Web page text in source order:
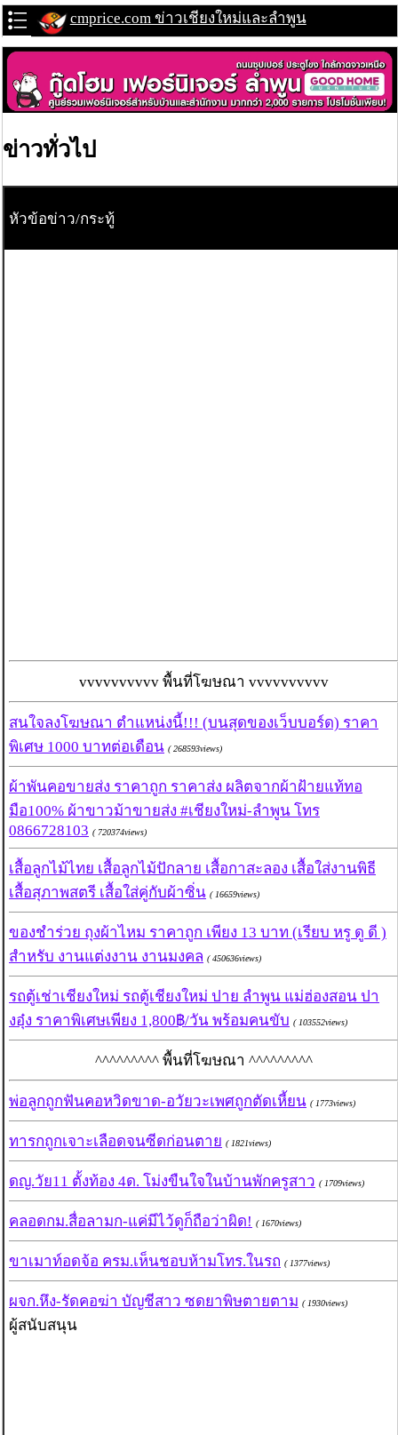
cmprice.com ข่าวเชียงใหม่และลำพูน
ข่าวทั่วไป
หัวข้อข่าว/กระทู้
vvvvvvvvvv พื้นที่โฆษณา vvvvvvvvvv
สนใจลงโฆษณา ตำแหน่งนี้!!! (บนสุดของเว็บบอร์ด) ราคา
พิเศษ 1000 บาทต่อเดือน ( 268593views)
ผ้าพันคอขายส่ง ราคาถูก ราคาส่ง ผลิตจากผ้าฝ้ายแท้ทอ
มือ100% ผ้าขาวม้าขายส่ง #เชียงใหม่-ลำพูน โทร
0866728103 ( 720374views)
เสื้อลูกไม้ไทย เสื้อลูกไม้ปักลาย เสื้อกาสะลอง เสื้อใส่งานพิธี
เสื้อสุภาพสตรี เสื้อใส่คู่กับผ้าซิ่น ( 16659views)
ของชำร่วย ถุงผ้าไหม ราคาถูก เพียง 13 บาท (เรียบ หรู ดู ดี )
สำหรับ งานแต่งงาน งานมงคล ( 450636views)
รถตู้เช่าเชียงใหม่ รถตู้เชียงใหม่ ปาย ลำพูน แม่ฮ่องสอน ปา
งอุ๋ง ราคาพิเศษเพียง 1,800฿/วัน พร้อมคนขับ ( 103552views)
^^^^^^^^^ พื้นที่โฆษณา ^^^^^^^^^
พ่อลูกถูกฟันคอหวิดขาด-อวัยวะเพศถูกตัดเหี้ยน ( 1773views)
ทารกถูกเจาะเลือดจนซีดก่อนตาย ( 1821views)
ดญ.วัย11 ตั้งท้อง 4ด. โม่งขืนใจในบ้านพักครูสาว ( 1709views)
คลอดกม.สื่อลามก-แค่มีไว้ดูก็ถือว่าผิด! ( 1670views)
ขาเมาท์อดจ้อ ครม.เห็นชอบห้ามโทร.ในรถ ( 1377views)
ผจก.หึง-รัดคอฆ่า บัญชีสาว ซดยาพิษตายตาม ( 1930views)
ผู้สนับสนุน